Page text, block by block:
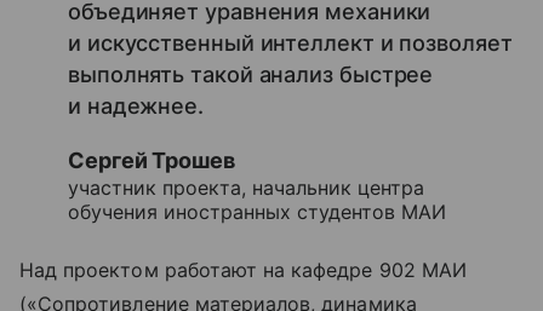
объединяет уравнения механики
и искусственный интеллект и позволяет
выполнять такой анализ быстрее
и надежнее.
Сергей Трошев
участник проекта, начальник центра
обучения иностранных студентов МАИ
Над проектом работают на кафедре 902 МАИ
(«Сопротивление материалов, динамика